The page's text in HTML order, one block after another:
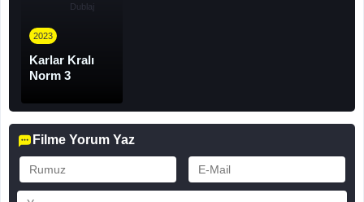
Dublaj
2023
Karlar Kralı
Norm 3
Filme Yorum Yaz